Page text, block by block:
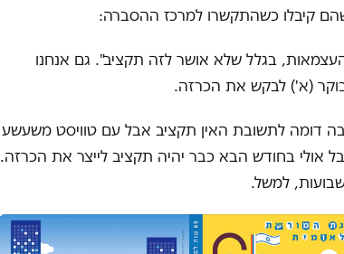
קיבלו כשהתקשרו למרכז ההסברה:
בגלל שלא אושר לזה תקציב". גם אנחנו
(א') לבקש את הכרזה.
דומה לתשובת האין תקציב אבל עם טוויסט משעשע
אולי בחודש הבא כבר יהיה תקציב לייצר את הכרזה.
למשל.